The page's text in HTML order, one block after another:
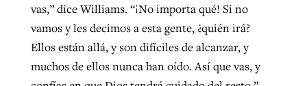
vas,” dice Williams. “¡No importa qué! Si no
vamos y les decimos a esta gente, ¿quién irá?
Ellos están allá, y son difíciles de alcanzar, y
muchos de ellos nunca han oído. Así que vas, y